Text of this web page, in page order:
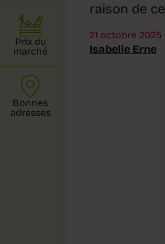
raison de
21 octobre 2025
Isabelle Erne
Prix du
marché
Bonnes
adresses